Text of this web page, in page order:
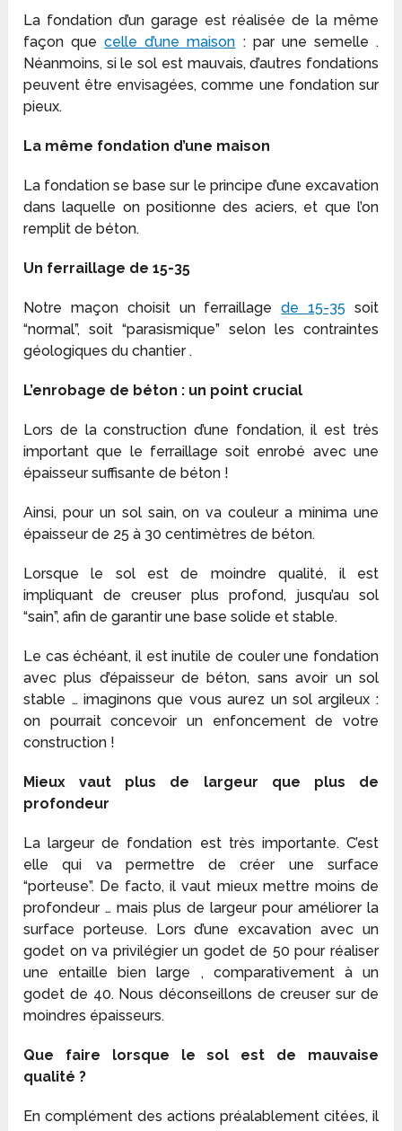
La fondation d’un garage est réalisée de la même
façon quecelle d’une maison : par une semelle .
Néanmoins, si le sol est mauvais, d’autres fondations
peuvent être envisagées, comme une fondation sur
pieux.
La même fondation d’une maison
La fondation se base sur le principe d’une excavation
dans laquelle on positionne des aciers, et que l’on
remplit de béton.
Un ferraillage de 15-35
Notre maçon choisit un ferraillagede 15-35 soit
“normal”, soit “parasismique” selon les contraintes
géologiques du chantier .
L’enrobage de béton : un point crucial
Lors de la construction d’une fondation, il est très
important que le ferraillage soit enrobé avec une
épaisseur suffisante de béton !
Ainsi, pour un sol sain, on va couleur a minima une
épaisseur de 25 à 30 centimètres de béton.
Lorsque le sol est de moindre qualité, il est
impliquant de creuser plus profond, jusqu’au sol
“sain”, afin de garantir une base solide et stable.
Le cas échéant, il est inutile de couler une fondation
avec plus d’épaisseur de béton, sans avoir un sol
stable … imaginons que vous aurez un sol argileux :
on pourrait concevoir un enfoncement de votre
construction !
Mieux vaut plus de largeur que plus de
profondeur
La largeur de fondation est très importante. C’est
elle qui va permettre de créer une surface
“porteuse”. De facto, il vaut mieux mettre moins de
profondeur … mais plus de largeur pour améliorer la
surface porteuse. Lors d’une excavation avec un
godet on va privilégier un godet de 50 pour réaliser
une entaille bien large , comparativement à un
godet de 40. Nous déconseillons de creuser sur de
moindres épaisseurs.
Que faire lorsque le sol est de mauvaise
qualité ?
En complément des actions préalablement citées, il